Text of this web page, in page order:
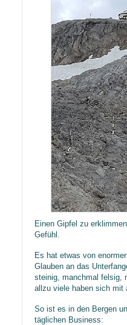
​Einen Gipfel zu
Gefühl.
Es hat etwas von
Glauben an das
steinig, manchmal felsig,
allzu viele haben sich mit
So ist es in den Bergen
täglichen Business: